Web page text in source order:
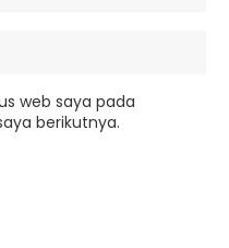
web saya pada
berikutnya.